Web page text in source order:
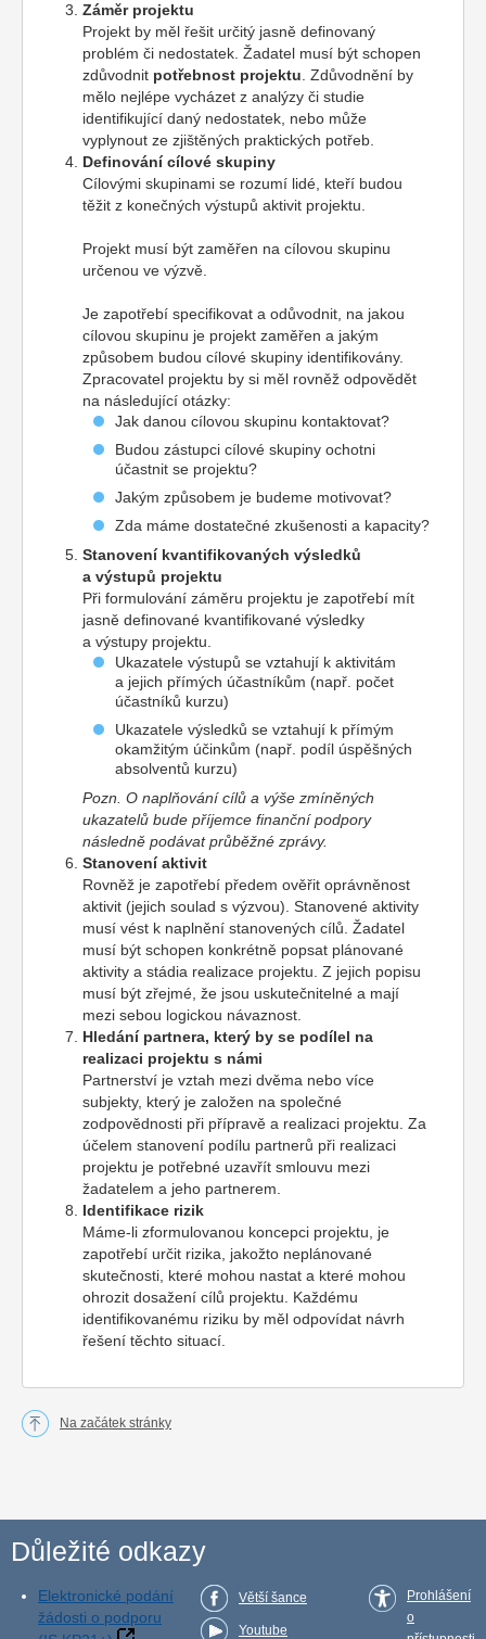
Záměr projektu
Projekt by měl řešit určitý jasně definovaný
problém či nedostatek. Žadatel musí být schopen
zdůvodnit potřebnost projektu . Zdůvodnění by
mělo nejlépe vycházet z analýzy či studie
identifikující daný nedostatek, nebo může
vyplynout ze zjištěných praktických potřeb.
Definování cílové skupiny
Cílovými skupinami se rozumí lidé, kteří budou
těžit z konečných výstupů aktivit projektu.
Projekt musí být zaměřen na cílovou skupinu
určenou ve výzvě.
Je zapotřebí specifikovat a odůvodnit, na jakou
cílovou skupinu je projekt zaměřen a jakým
způsobem budou cílové skupiny identifikovány.
Zpracovatel projektu by si měl rovněž odpovědět
na následující otázky:
Jak danou cílovou skupinu kontaktovat?
Budou zástupci cílové skupiny ochotni
účastnit se projektu?
Jakým způsobem je budeme motivovat?
Zda máme dostatečné zkušenosti a kapacity?
Stanovení kvantifikovaných výsledků
a výstupů projektu
Při formulování záměru projektu je zapotřebí mít
jasně definované kvantifikované výsledky
a výstupy projektu.
Ukazatele výstupů se vztahují k aktivitám
a jejich přímých účastníkům (např. počet
účastníků kurzu)
Ukazatele výsledků se vztahují k přímým
okamžitým účinkům (např. podíl úspěšných
absolventů kurzu)
Pozn. O naplňování cílů a výše zmíněných
ukazatelů bude příjemce finanční podpory
následně podávat průběžné zprávy.
Stanovení aktivit
Rovněž je zapotřebí předem ověřit oprávněnost
aktivit (jejich soulad s výzvou). Stanovené aktivity
musí vést k naplnění stanovených cílů. Žadatel
musí být schopen konkrétně popsat plánované
aktivity a stádia realizace projektu. Z jejich popisu
musí být zřejmé, že jsou uskutečnitelné a mají
mezi sebou logickou návaznost.
Hledání partnera, který by se podílel na
realizaci projektu s námi
Partnerství je vztah mezi dvěma nebo více
subjekty, který je založen na společné
zodpovědnosti při přípravě a realizaci projektu. Za
účelem stanovení podílu partnerů při realizaci
projektu je potřebné uzavřít smlouvu mezi
žadatelem a jeho partnerem.
Identifikace rizik
Máme-li zformulovanou koncepci projektu, je
zapotřebí určit rizika, jakožto neplánované
skutečnosti, které mohou nastat a které mohou
ohrozit dosažení cílů projektu. Každému
identifikovanému riziku by měl odpovídat návrh
řešení těchto situací.
Na začátek stránky
Důležité odkazy
Elektronické podání
žádosti o podporu
Větší šance
Youtube
Prohlášení
o